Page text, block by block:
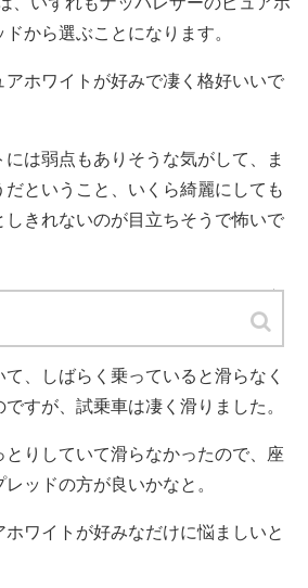
から選ぶことになります。
アホワイトが好みで凄く格好いいで
は弱点もありそうな気がして、ま
ということ、いくら綺麗にしても
しきれないのが目立ちそうで怖いで
たんですが、ピュアホワイトの方
、しばらく乗っていると滑らなく
すが、試乗車は凄く滑りました。
りしていて滑らなかったので、座
ッドの方が良いかなと。
ホワイトが好みなだけに悩ましいと